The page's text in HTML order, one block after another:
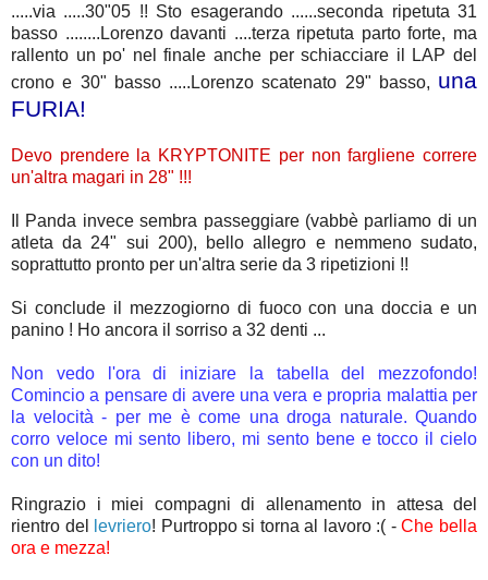
.....via .....30"05 !! Sto esagerando ......seconda ripetuta 31
basso ........Lorenzo davanti ....terza ripetuta parto forte, ma
rallento un po' nel finale anche per schiacciare il LAP del
crono e 30" basso .....Lorenzo scatenato 29" basso, una
FURIA!
Devo prendere la KRYPTONITE per non fargliene correre
un'altra magari in 28" !!!
Il Panda invece sembra passeggiare (vabbè parliamo di un
atleta da 24" sui 200), bello allegro e nemmeno sudato,
soprattutto pronto per un'altra serie da 3 ripetizioni !!
Si conclude il mezzogiorno di fuoco con una doccia e un
panino ! Ho ancora il sorriso a 32 denti ...
Non vedo l'ora di iniziare la tabella del mezzofondo!
Comincio a pensare di avere una vera e propria malattia per
la velocità - per me è come una droga naturale. Quando
corro veloce mi sento libero, mi sento bene e tocco il cielo
con un dito!
Ringrazio i miei compagni di allenamento in attesa del
rientro del
levriero! Purtroppo si torna al lavoro :( -Che bella
ora e mezza!